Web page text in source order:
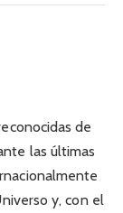
de
las últimas
y, con el